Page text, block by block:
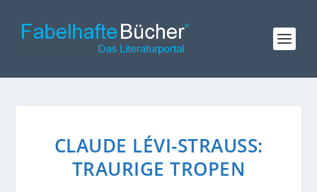
CLAUDE LÉVI-STRAUSS:
TRAURIGE TROPEN